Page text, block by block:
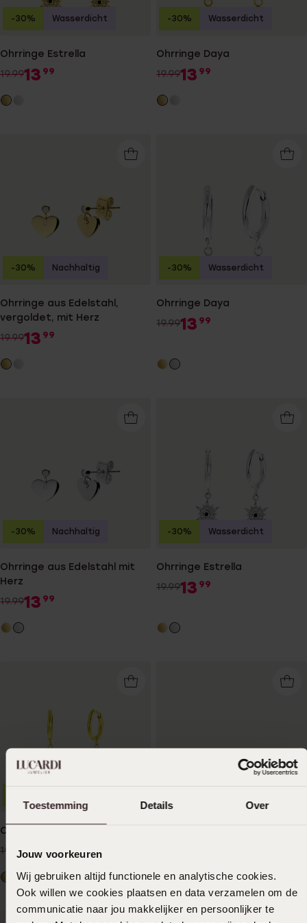
Toestemming Details Over
Jouw voorkeuren
Wij gebruiken altijd functionele en analytische cookies.
Ook willen we cookies plaatsen en data verzamelen om de
communicatie naar jou makkelijker en persoonlijker te
Ohrringe Estrella
19.9913 99
-30% Wasserdicht
Ohrringe Daya
19.9913 99
-30% Wasserdicht
Ohrringe aus Edelstahl,
vergoldet, mit Herz
19.9913 99
-30% Nachhaltig
Ohrringe Daya
19.9913 99
-30% Wasserdicht
Ohrringe aus Edelstahl mit
Herz
19.9913 99
-30% Nachhaltig
Ohrringe Estrella
19.9913 99
-30% Wasserdicht
Ohrringe Ziva
19.9913